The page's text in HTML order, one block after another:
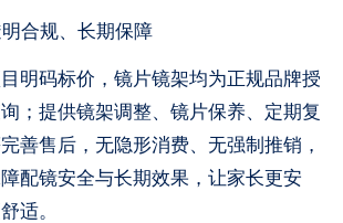
合规、长期保障
明码标价，镜片镜架均为正规品牌授
；提供镜架调整、镜片保养、定期复
善售后，无隐形消费、无强制推销，
配镜安全与长期效果，让家长更安
适。